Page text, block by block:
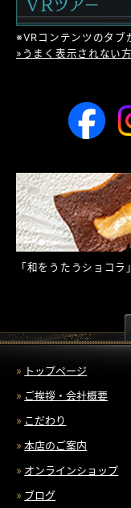
※VRコンテンツのタブ
»うまく表示されない
「和をうたうショコ
トップページ
ご挨拶・会社概要
こだわり
本店のご案内
オンラインショップ
ブログ